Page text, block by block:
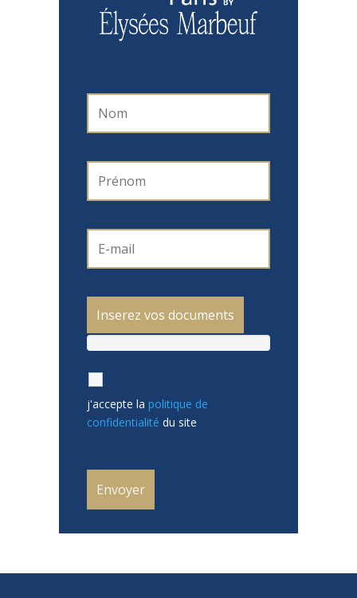
Inserez vos documents
j'accepte la politique de
confidentialité du site